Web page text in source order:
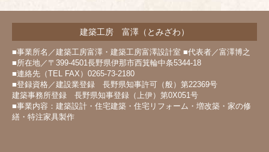
建築工房 富澤（とみざわ）
■事業所名／建築工房富澤・建築工房富澤設計室 ■代表者／富澤博之
■所在地／〒399-4501長野県伊那市西箕輪中条5344-18
■連絡先（TEL FAX）0265-73-2180
■登録資格／建設業登録 長野県知事許可（般）第22369号
建築事務所登録 長野県知事登録（上伊）第0X051号
■事業内容：建築設計・住宅建築・住宅リフォーム・増改築・家の修
繕・特注家具製作